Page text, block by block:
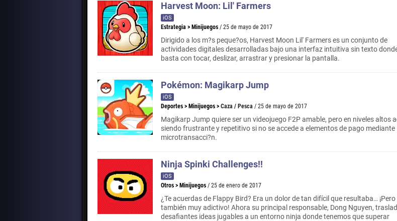
Harvest Moon: Lil' Farmers
iOS
Estrategia > Minijuegos / 25 de mayo de 2017
Dirigido a los m?s peque?os, Harvest Moon Lil' Farmers es un conjunto de
actividades digitales desarrolladas bajo una interfaz intuitiva sin texto
basta con tocar, deslizar, arrastrar y presionar la pantalla.
Pokémon: Magikarp Jump
iOS
Deportes > Minijuegos > Caza / Pesca / 25 de mayo de 2017
Magikarp Jump quiere ser un videojuego F2P amable, pero en niveles altos
siendo frustrante y repetitivo si no se accede a elementos de pago mediante
microtransacci?n.
Ninja Spinki Challenges!!
iOS
Otros > Minijuegos / 25 de enero de 2017
¿Te acuerdas de Flappy Bird? Era un dolor de tan difícil que resultaba… ¡Pero
también muy adictivo! Ahora su principal responsable, Dong Nguyen,
desafiantes ideas jugables a un entorno ninja donde tenemos que superar